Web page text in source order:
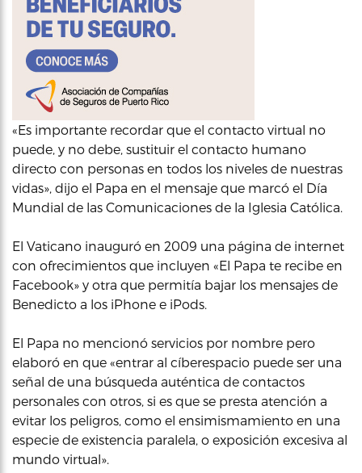
«Es importante recordar que el contacto virtual no
puede, y no debe, sustituir el contacto humano
directo con personas en todos los niveles de nuestras
vidas», dijo el Papa en el mensaje que marcó el Día
Mundial de las Comunicaciones de la Iglesia Católica.
El Vaticano inauguró en 2009 una página de internet
con ofrecimientos que incluyen «El Papa te recibe en
Facebook» y otra que permitía bajar los mensajes de
Benedicto a los iPhone e iPods.
El Papa no mencionó servicios por nombre pero
elaboró en que «entrar al cíberespacio puede ser una
señal de una búsqueda auténtica de contactos
personales con otros, si es que se presta atención a
evitar los peligros, como el ensimismamiento en una
especie de existencia paralela, o exposición excesiva al
mundo virtual».